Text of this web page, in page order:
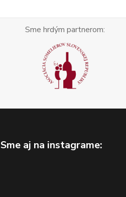
Sme hrdým partnerom:
Sme aj na instagrame: